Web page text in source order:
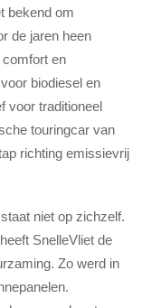
bekend om
de jaren heen
comfort en
biodiesel en
voor traditioneel
touringcar van
richting emissievrij
niet op zichzelf.
SnelleVliet de
Zo werd in